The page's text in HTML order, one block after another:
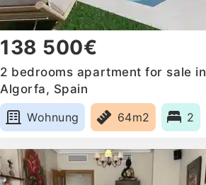
138 500€
2 bedrooms apartment for sale in
Algorfa, Spain
Wohnung
64m2 2